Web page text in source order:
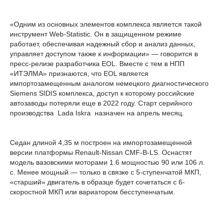
«Одним из основных элементов комплекса является такой
инструмент Web-Statistic. Он в защищенном режиме
работает, обеспечивая надежный сбор и анализ данных,
управляет доступом также к информации» — говорится в
пресс-релизе разработчика EOL. Вместе с тем в НПП
«ИТЭЛМА» признаются, что EOL является
импортозамещенным аналогом немецкого диагностического
Siemens SIDIS комплекса, доступ к которому российские
автозаводы потеряли еще в 2022 году. Старт серийного
производства Lada Iskra назначен на апрель месяц.
Седан длиной 4,35 м построен на импортозамещенной
версии платформы Renault-Nissan CMF-B-LS. Оснастят
модель вазовскими моторами 1.6 мощностью 90 или 106 л.
с. Менее мощный — только в связке с 5-ступенчатой МКП,
«старший» двигатель в образце будет сочетаться с 6-
скоростной МКП или вариатором бесступенчатым.